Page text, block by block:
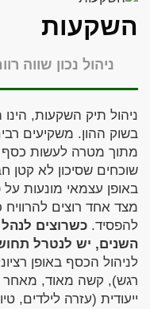
השקעות
ניהול נכון שווה
ניהול תיק השקעות, הינו
בשוק ההון. משקיעים
מתוך מטרה לעשות כסף
שוכחים שסיכון לא קטן
באופן עצמאי מונעות
מצד אחד רוצים
להפסיד. כשרוצים
השנים, יש לנטרל
לניהול הכסף באופן
רגש), קשה מאוד, מאחר
ייעודית (עזרה לילדים,